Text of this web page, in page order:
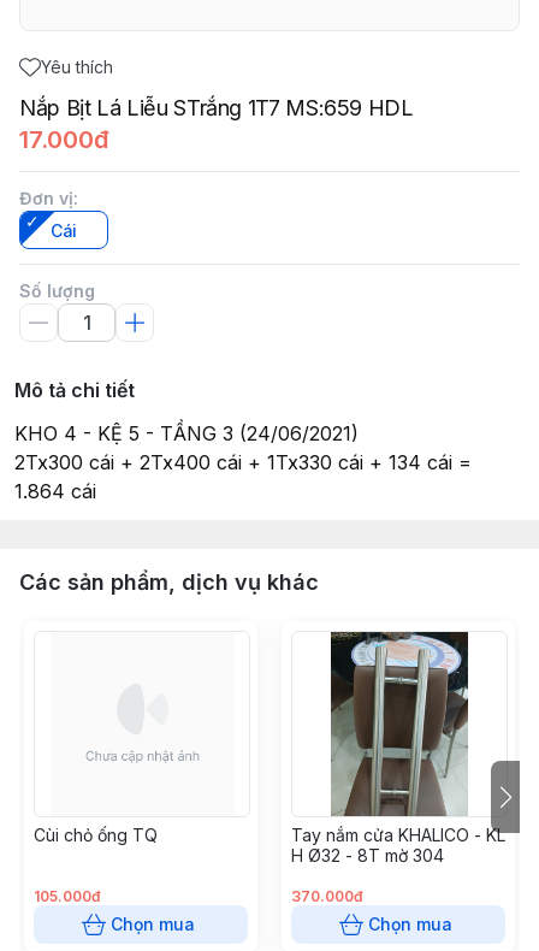
Yêu thích
Nắp Bịt Lá Liễu STrắng 1T7 MS:659 HDL
17.000đ
Đơn vị:
Cái
Số lượng
Mô tả chi tiết
KHO 4 - KỆ 5 - TẦNG 3 (24/06/2021)
2Tx300 cái + 2Tx400 cái + 1Tx330 cái + 134 cái =
1.864 cái
Các sản phẩm, dịch vụ khác
Cùi chỏ ống TQ
105.000đ
Chọn mua
Tay nắm cửa KHALICO - KL
H Ø32 - 8T mờ 304
370.000đ
Chọn mua